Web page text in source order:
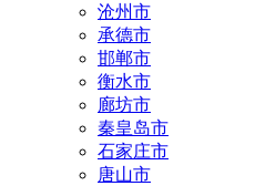
沧州市
承德市
邯郸市
衡水市
廊坊市
秦皇岛市
石家庄市
唐山市